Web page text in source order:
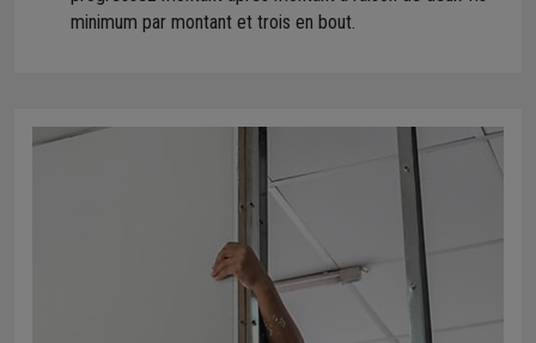
minimum par montant et trois en bout.